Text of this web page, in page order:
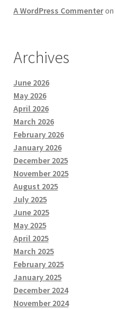
A WordPress Commenteron
Archives
June 2026
May 2026
April 2026
March 2026
February 2026
January 2026
December 2025
November 2025
August 2025
July 2025
June 2025
May 2025
April 2025
March 2025
February 2025
January 2025
December 2024
November 2024